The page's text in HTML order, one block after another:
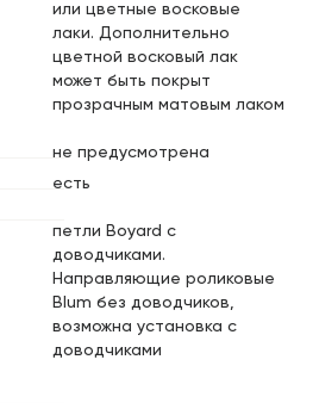
или цветные восковые
лаки. Дополнительно
цветной восковый лак
может быть покрыт
прозрачным матовым лаком
не предусмотрена
есть
петли Boyard с
доводчиками.
Направляющие роликовые
Blum без доводчиков,
возможна установка с
доводчиками